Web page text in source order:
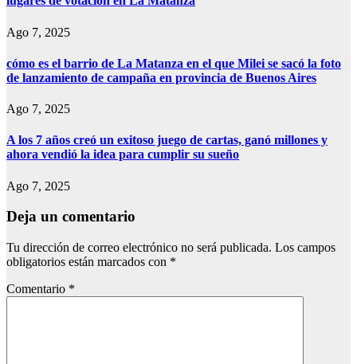
Ago 7, 2025
cómo es el barrio de La Matanza en el que Milei se sacó la foto
de lanzamiento de campaña en provincia de Buenos Aires
Ago 7, 2025
A los 7 años creó un exitoso juego de cartas, ganó millones y
ahora vendió la idea para cumplir su sueño
Ago 7, 2025
Deja un comentario
Tu dirección de correo electrónico no será publicada. Los campos
obligatorios están marcados con *
Comentario *